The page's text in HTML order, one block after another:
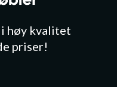
høy kvalitet
priser!